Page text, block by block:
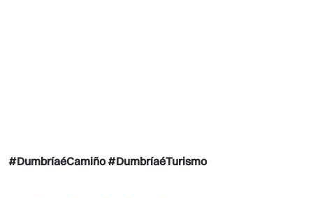
#DumbríaéCamiño #DumbríaéTurismo